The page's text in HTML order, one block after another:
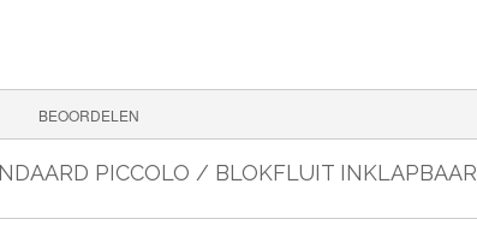
BEOORDELEN
PICCOLO / BLOKFLUIT INKLAPBAAR